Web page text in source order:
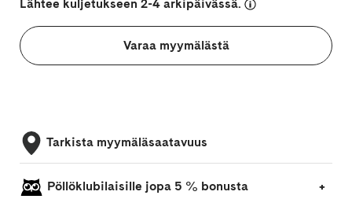
Lähtee kuljetukseen 2-4 arkipäivässä.
Varaa myymälästä
Tarkista myymäläsaatavuus
Pöllöklubilaisille jopa 5 % bonusta